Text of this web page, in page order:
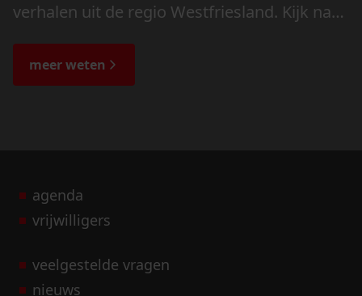
verhalen uit de regio Westfriesland. Kijk naar
de bijzondere verhalen.
meer weten
agenda
vrijwilligers
veelgestelde vragen
nieuws